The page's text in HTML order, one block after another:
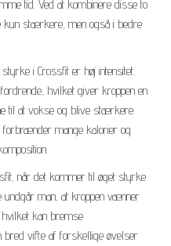
tid. Ved at kombinere disse to
kun stærkere, men også i bedre
i Crossfit er høj intensitet.
hvilket giver kroppen en
til at vokse og blive stærkere.
forbrænder mange kalorier og
når det kommer til øget styrke.
undgår man, at kroppen vænner
kan bremse
vifte af forskellige øvelser